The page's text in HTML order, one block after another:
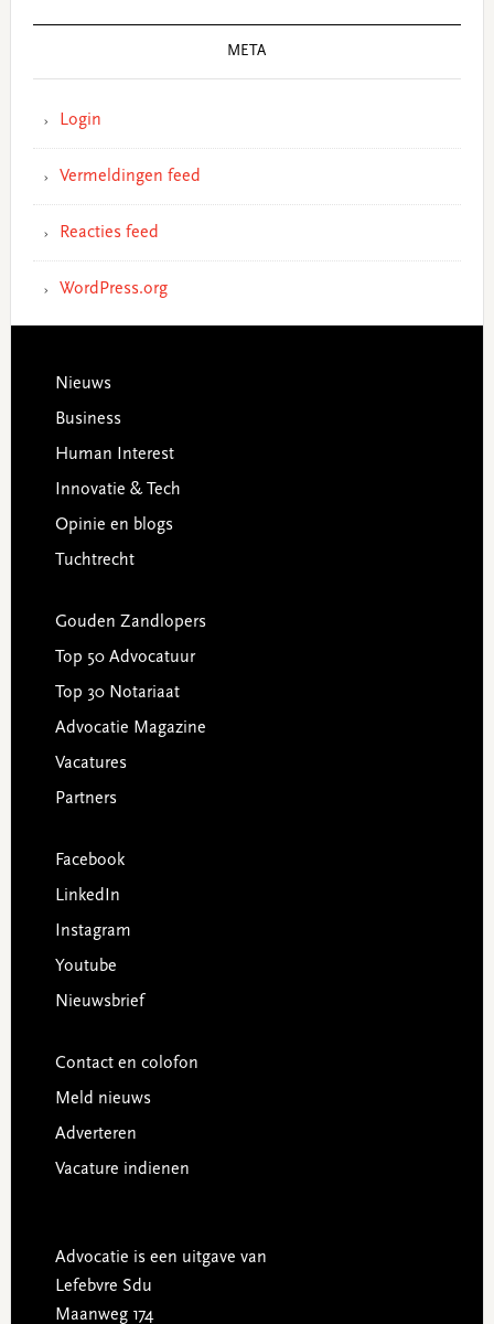
META
Login
Vermeldingen feed
Reacties feed
WordPress.org
Footer
Nieuws
Business
Human Interest
Innovatie & Tech
Opinie en blogs
Tuchtrecht
Gouden Zandlopers
Top 50 Advocatuur
Top 30 Notariaat
Advocatie Magazine
Vacatures
Partners
Facebook
LinkedIn
Instagram
Youtube
Nieuwsbrief
Contact en colofon
Meld nieuws
Adverteren
Vacature indienen
Advocatie is een uitgave van
Lefebvre Sdu
Maanweg 174